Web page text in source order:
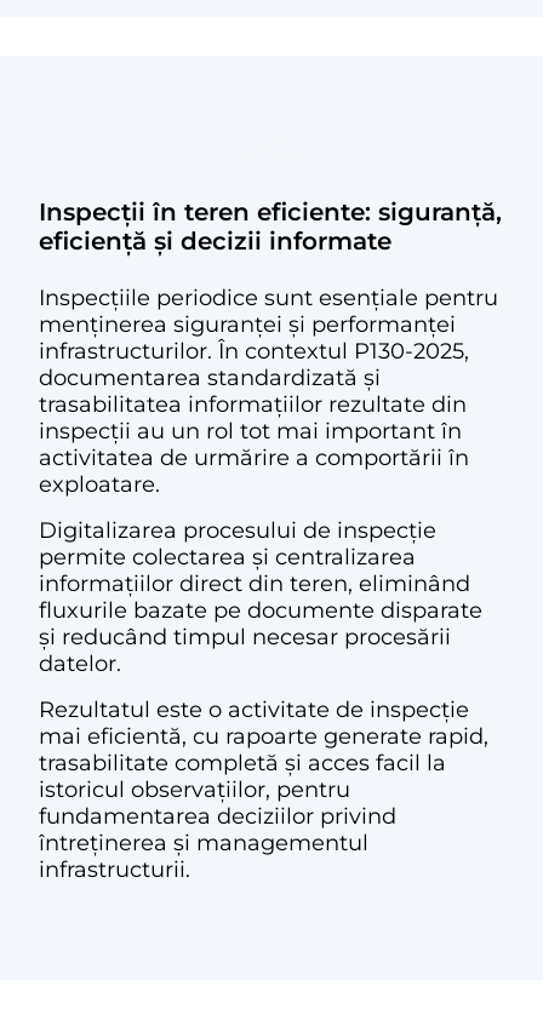
Inspecții în teren eficiente: siguranță,
eficiență și decizii informate
Inspecțiile periodice sunt esențiale pentru
menținerea siguranței și performanței
infrastructurilor. În contextul P130-2025,
documentarea standardizată și
trasabilitatea informațiilor rezultate din
inspecții au un rol tot mai important în
activitatea de urmărire a comportării în
exploatare.
Digitalizarea procesului de inspecție
permite colectarea și centralizarea
informațiilor direct din teren, eliminând
fluxurile bazate pe documente disparate
și reducând timpul necesar procesării
datelor.
Rezultatul este o activitate de inspecție
mai eficientă, cu rapoarte generate rapid,
trasabilitate completă și acces facil la
istoricul observațiilor, pentru
fundamentarea deciziilor privind
întreținerea și managementul
infrastructurii.